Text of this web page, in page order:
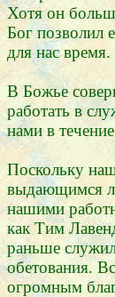
Хотя он
Бог позволил
для нас время.
В Божье
работать в
нами в
Поскольку
выдающимся
нашими
как Тим
раньше
обетования.
огромным